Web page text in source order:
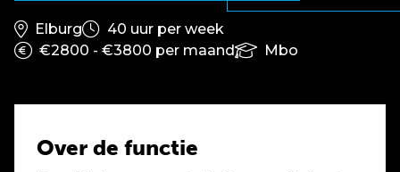
Elburg
40 uur per week
€2800 - €3800 per maand
Mbo
Over de functie